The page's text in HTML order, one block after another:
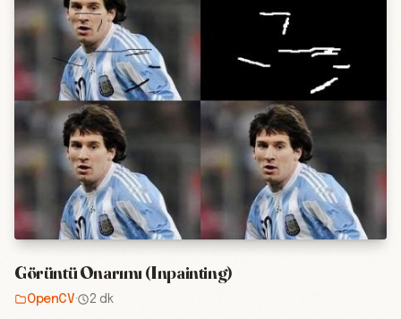
Görüntü Onarımı (Inpainting)
OpenCV· 2 dk